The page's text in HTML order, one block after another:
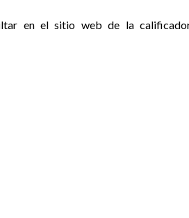
en el sitio web de la